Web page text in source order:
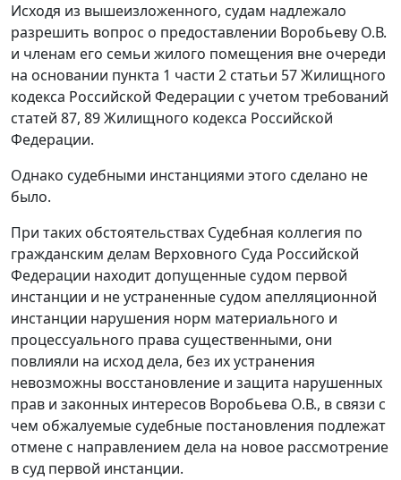
Исходя из вышеизложенного, судам надлежало
разрешить вопрос о предоставлении Воробьеву О.В.
и членам его семьи жилого помещения вне очереди
на основании пункта 1 части 2 статьи 57Жилищного
кодекса Российской Федерации с учетом требований
статей 87, 89Жилищного кодекса Российской
Федерации.
Однако судебными инстанциями этого сделано не
было.
При таких обстоятельствах Судебная коллегия по
гражданским делам Верховного Суда Российской
Федерации находит допущенные судом первой
инстанции и не устраненные судом апелляционной
инстанции нарушения норм материального и
процессуального права существенными, они
повлияли на исход дела, без их устранения
невозможны восстановление и защита нарушенных
прав и законных интересов Воробьева О.В., в связи с
чем обжалуемые судебные постановления подлежат
отмене с направлением дела на новое рассмотрение
в суд первой инстанции.